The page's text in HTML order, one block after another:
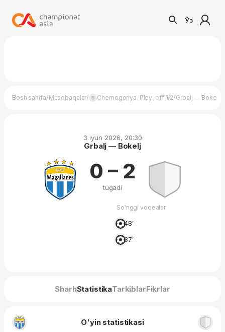
Ўз
Bosh sahifa/Musobaqalar/ Chernogoriya. Pley-off 1/2/Grbalj — Bokelj
3 iyun 2026, 20:30
Grbalj — Bokelj
0 – 2
tugadi
So'nggi voqealar
48′
37′
SharhStatistikaTarkiblarFikrlar
O'yin statistikasi